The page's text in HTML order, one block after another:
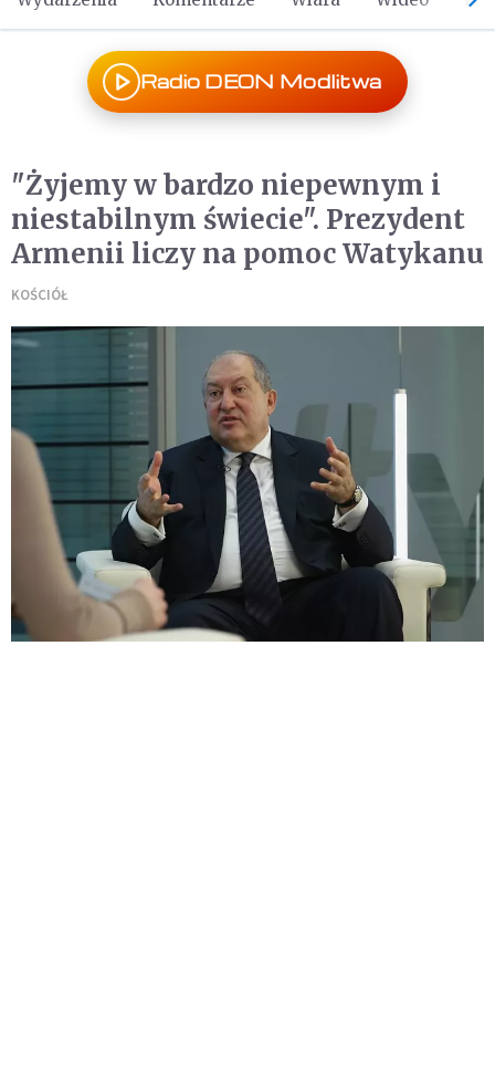
Radio DEON Modlitwa
"Żyjemy w bardzo niepewnym i
niestabilnym świecie". Prezydent
Armenii liczy na pomoc Watykanu
KOŚCIÓŁ